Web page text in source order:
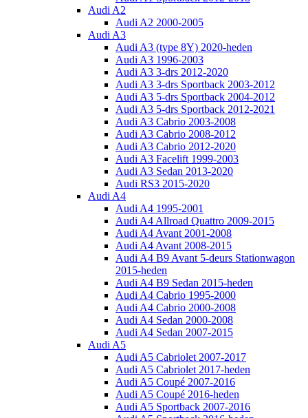
Audi A2
Audi A2 2000-2005
Audi A3
Audi A3 (type 8Y) 2020-heden
Audi A3 1996-2003
Audi A3 3-drs 2012-2020
Audi A3 3-drs Sportback 2003-2012
Audi A3 5-drs Sportback 2004-2012
Audi A3 5-drs Sportback 2012-2021
Audi A3 Cabrio 2003-2008
Audi A3 Cabrio 2008-2012
Audi A3 Cabrio 2012-2020
Audi A3 Facelift 1999-2003
Audi A3 Sedan 2013-2020
Audi RS3 2015-2020
Audi A4
Audi A4 1995-2001
Audi A4 Allroad Quattro 2009-2015
Audi A4 Avant 2001-2008
Audi A4 Avant 2008-2015
Audi A4 B9 Avant 5-deurs Stationwagon
2015-heden
Audi A4 B9 Sedan 2015-heden
Audi A4 Cabrio 1995-2000
Audi A4 Cabrio 2000-2008
Audi A4 Sedan 2000-2008
Audi A4 Sedan 2007-2015
Audi A5
Audi A5 Cabriolet 2007-2017
Audi A5 Cabriolet 2017-heden
Audi A5 Coupé 2007-2016
Audi A5 Coupé 2016-heden
Audi A5 Sportback 2007-2016